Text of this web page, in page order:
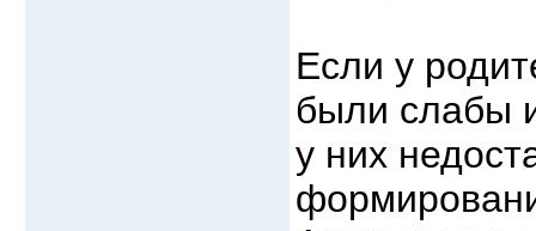
Если у
были слабы
у них